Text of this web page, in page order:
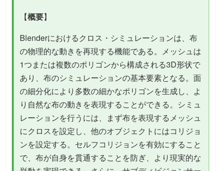
【概要】
Blenderにおけるクロス・シミュレーションは、布
の物理的な動きを再現する機能である。メッシュは
1つまたは複数のポリゴンから構成される3D形状で
あり、布のシミュレーションの基本要素となる。面
の細分化により多数の細かなポリゴンを生成し、よ
り自然な布の動きを表現することができる。シミュ
レーションを行うには、まず布を表現するメッシュ
にクロスを設定し、他のオブジェクトにはコリジョ
ンを設定する。セルフコリジョンを有効にすること
で、布が自身を貫通することを防ぎ、より現実的な